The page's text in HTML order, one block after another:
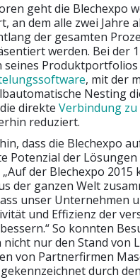
geht die Blechexpo
an dem alle zwei Jahre
der gesamten
werden. Bei der
seines
, mit der
Nesting
direkte Verbindung
reduziert.
dass die Blechexpo
Potenzial der
der Blechexpo
der ganzen Welt
unser Unternehmen
und Effizienz der
So konnten
nur den Stand von
von Partnerfirmen
durch